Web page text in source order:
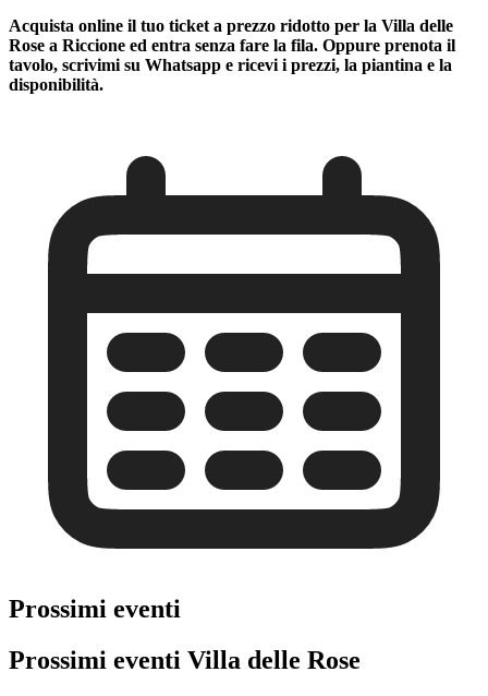
Acquista online il tuo ticket a prezzo ridotto per la Villa delle
Rose a Riccione ed entra senza fare la fila. Oppure prenota il
tavolo, scrivimi su Whatsapp e ricevi i prezzi, la piantina e la
disponibilità.
Prossimi eventi
Prossimi eventi Villa delle Rose